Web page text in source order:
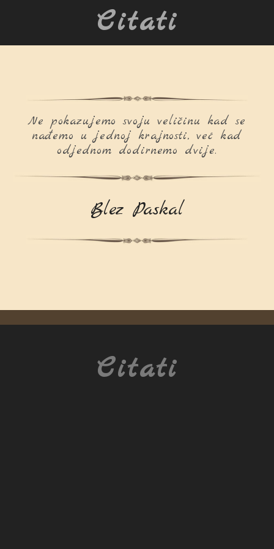
Citati
Ne pokazujemo svoju veličinu kad se
nađemo u jednoj krajnosti, već kad
odjednom dodirnemo dvije.
Blez Paskal
Citati